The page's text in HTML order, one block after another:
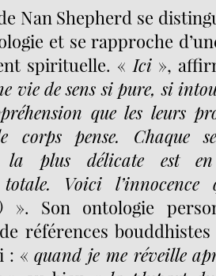
Nan Shepherd se
et se rapproche
spirituelle. «Ici»,
vie de sens si pure, si
que les leurs
corps pense. Chaque
la plus délicate est
totale. Voici
». Son ontologie
références
: « quand je me réveille